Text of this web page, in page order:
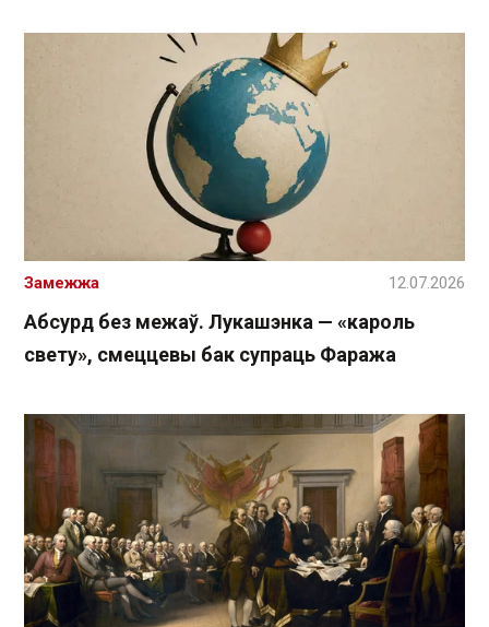
Абсурд без межаў. Лукашэнка — «кароль
свету», смеццевы бак супраць Фаража
Замежжа 12.07.2026